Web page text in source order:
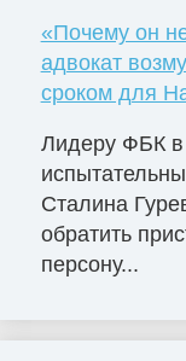
«Почему он
адвокат
сроком для
Лидеру ФБК в
Сталина
обратить
персону...